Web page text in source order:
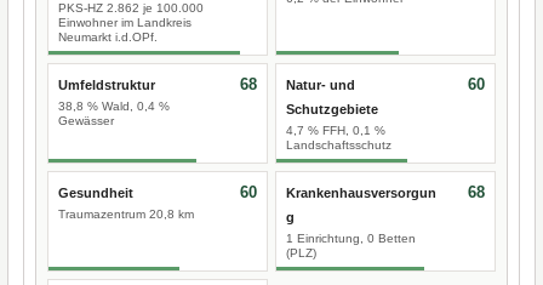
PKS-HZ 2.862 je 100.000
Einwohner im Landkreis
Neumarkt i.d.OPf.
Umfeldstruktur
38,8 % Wald, 0,4 %
Gewässer
68
Natur- und
Schutzgebiete
4,7 % FFH, 0,1 %
Landschaftsschutz
60
Gesundheit
Traumazentrum 20,8 km
60
Krankenhausversorgun
g
1 Einrichtung, 0 Betten
(PLZ)
68